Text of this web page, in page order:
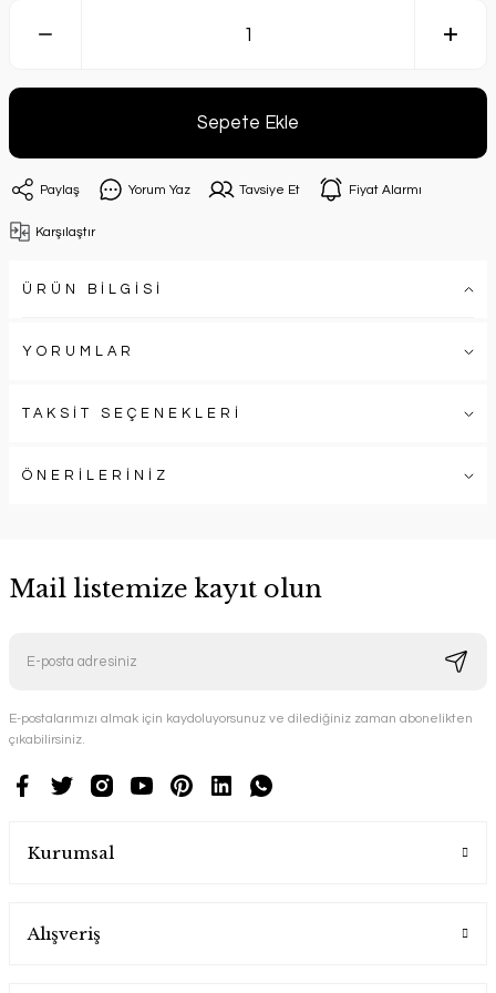
Sepete Ekle
Paylaş Yorum Yaz Tavsiye Et Fiyat Alarmı
Karşılaştır
ÜRÜN BİLGİSİ
YORUMLAR
TAKSİT SEÇENEKLERİ
ÖNERİLERİNİZ
Mail listemize kayıt olun
E-postalarımızı almak için kaydoluyorsunuz ve dilediğiniz zaman abonelikten
çıkabilirsiniz.
Kurumsal
Alışveriş